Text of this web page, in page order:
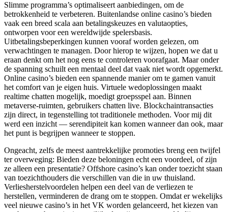
Slimme programma’s optimaliseert aanbiedingen, om de
betrokkenheid te verbeteren. Buitenlandse online casino’s bieden
vaak een breed scala aan betalingskeuzes en valutaopties,
ontworpen voor een wereldwijde spelersbasis.
Uitbetalingsbeperkingen kunnen vooraf worden gelezen, om
verwachtingen te managen. Door hierop te wijzen, hopen we dat u
eraan denkt om het nog eens te controleren voorafgaat. Maar onder
de spanning schuilt een mentaal deel dat vaak niet wordt opgemerkt.
Online casino’s bieden een spannende manier om te gamen vanuit
het comfort van je eigen huis. Virtuele wedoplossingen maakt
realtime chatten mogelijk, moedigt groepsspel aan. Binnen
metaverse-ruimten, gebruikers chatten live. Blockchaintransacties
zijn direct, in tegenstelling tot traditionele methoden. Voor mij dit
werd een inzicht — serendipiteit kan komen wanneer dan ook, maar
het punt is begrijpen wanneer te stoppen.
Ongeacht, zelfs de meest aantrekkelijke promoties breng een twijfel
ter overweging: Bieden deze beloningen echt een voordeel, of zijn
ze alleen een presentatie? Offshore casino’s kan onder toezicht staan
​​van toezichthouders die verschillen van die in uw thuisland.
Verliesherstelvoordelen helpen een deel van de verliezen te
herstellen, verminderen de drang om te stoppen. Omdat er wekelijks
veel nieuwe casino’s in het VK worden gelanceerd, het kiezen van